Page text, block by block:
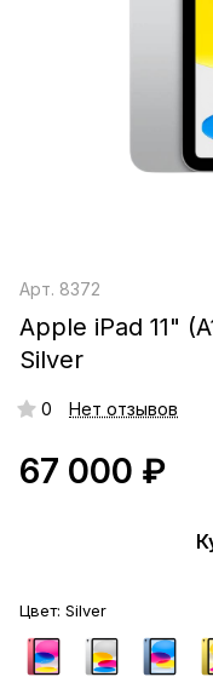
Арт. 8372
Apple iPad 11"
Silver
0 Нет отзывов
67 000 ₽
Цвет: Silver